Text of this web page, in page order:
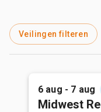
Veilingen filteren
6 aug - 7 aug
Midwest